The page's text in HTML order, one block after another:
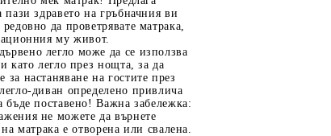
здравето на гръбначния ви
да проветрявате матрака,
му живот.
легло може да се използва
като легло през нощта, за да
настаняване на гостите през
диван определено привлича
бъде поставено! Важна забележка:
не можете да върнете
матрака е отворена или свалена.